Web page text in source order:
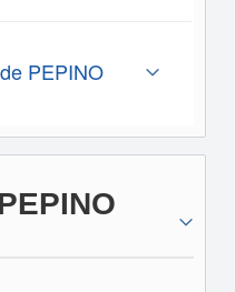
PEPINO